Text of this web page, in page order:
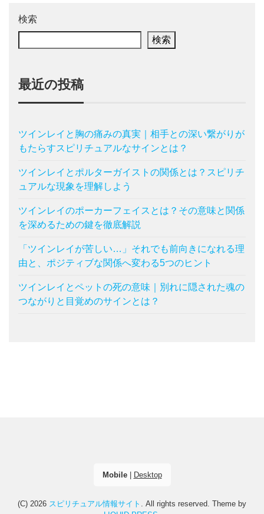
検索
検索
最近の投稿
ツインレイと胸の痛みの真実｜相手との深い繋がりが
もたらすスピリチュアルなサインとは？
ツインレイとポルターガイストの関係とは？スピリチ
ュアルな現象を理解しよう
ツインレイのポーカーフェイスとは？その意味と関係
を深めるための鍵を徹底解説
「ツインレイが苦しい…」それでも前向きになれる理
由と、ポジティブな関係へ変わる5つのヒント
ツインレイとペットの死の意味｜別れに隠された魂の
つながりと目覚めのサインとは？
Mobile| Desktop
(C) 2026 スピリチュアル情報サイト . All rights reserved. Theme by